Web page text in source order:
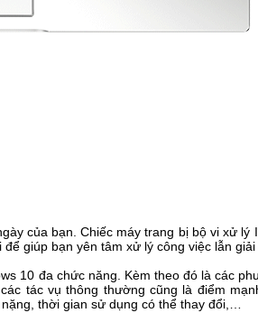
của bạn. Chiếc máy trang bị bộ vi xử
giúp bạn yên tâm xử lý công việc lẫn giải
10 đa chức năng. Kèm theo đó là các
tác vụ thông thường cũng là điểm
thời gian sử dụng có thể thay đổi,…